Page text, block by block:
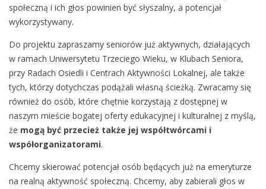
społeczną i ich głos powinien być słyszalny, a potencjał
wykorzystywany.
Do projektu zapraszamy seniorów już aktywnych, działających
w ramach Uniwersytetu Trzeciego Wieku, w Klubach Seniora,
przy Radach Osiedli i Centrach Aktywności Lokalnej, ale także
tych, którzy dotychczas podążali własną ścieżką. Zwracamy się
również do osób, które chętnie korzystają z dostępnej w
naszym mieście bogatej oferty edukacyjnej i kulturalnej z myślą,
że mogą być przecież także jej współtwórcami i
współorganizatorami.
Chcemy skierować potencjał osób będących już na emeryturze
na realną aktywność społeczną. Chcemy, aby zabierali głos w